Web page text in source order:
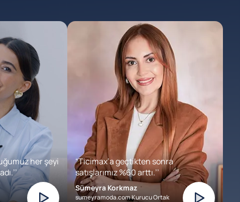
her şeyi
“Ticimax’a geçtikten sonra
satışlarımız %60 arttı.’’
Sümeyra Korkmaz
sumeyramoda.com Kurucu Ortak